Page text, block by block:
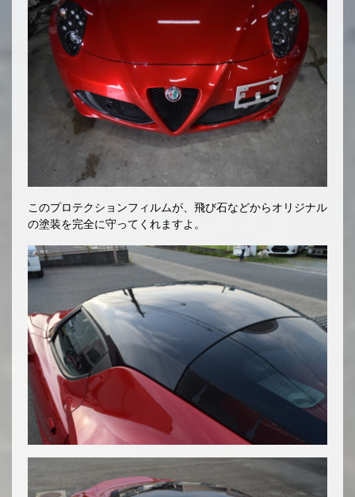
このプロテクションフィルムが、飛び石などからオリジナル
の塗装を完全に守ってくれますよ。